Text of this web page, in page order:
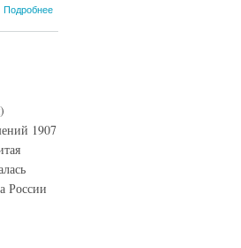
Подробнее
декларация
1907
России